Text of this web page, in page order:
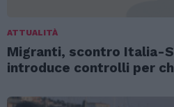
ATTUALITÀ
Migranti, scontro Italia-
introduce controlli per